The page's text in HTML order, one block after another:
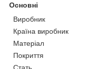
Основні
Виробник
Країна виробник
Матеріал
Покриття
Стать